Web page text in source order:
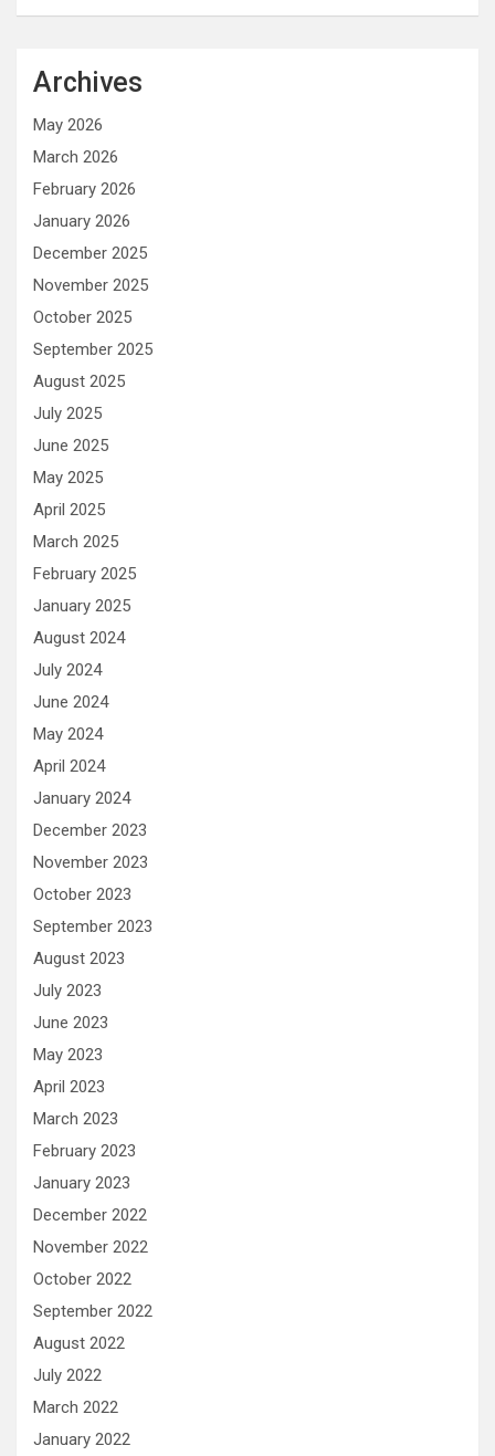
Archives
May 2026
March 2026
February 2026
January 2026
December 2025
November 2025
October 2025
September 2025
August 2025
July 2025
June 2025
May 2025
April 2025
March 2025
February 2025
January 2025
August 2024
July 2024
June 2024
May 2024
April 2024
January 2024
December 2023
November 2023
October 2023
September 2023
August 2023
July 2023
June 2023
May 2023
April 2023
March 2023
February 2023
January 2023
December 2022
November 2022
October 2022
September 2022
August 2022
July 2022
March 2022
January 2022